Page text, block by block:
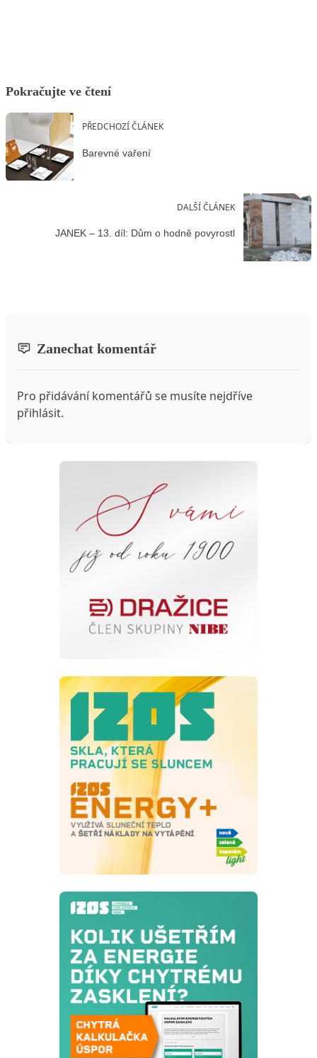
Pokračujte ve čtení
PŘEDCHOZÍ ČLÁNEK
Barevné vaření
DALŠÍ ČLÁNEK
JANEK – 13. díl: Dům o hodně povyrostl
Zanechat komentář
Pro přidávání komentářů se musíte nejdříve
přihlásit.